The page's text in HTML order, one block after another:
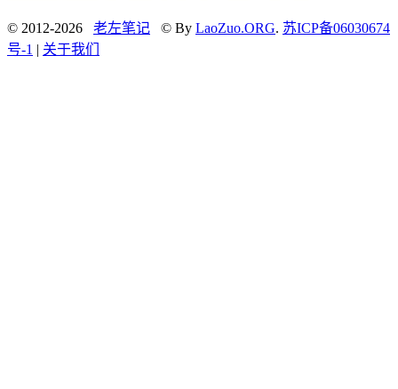
© 2012-2026 老左笔记 © By LaoZuo.ORG. 苏ICP备06030674
号-1 | 关于我们